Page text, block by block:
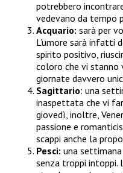
potrebbero
vedevano da tempo
Acquario: sarà per
L’umore sarà infatti
spirito positivo,
coloro che vi stanno
giornate davvero
Sagittario: una
inaspettata che vi
giovedì, inoltre,
passione e
scappi anche la
Pesci: una
senza troppi intoppi.